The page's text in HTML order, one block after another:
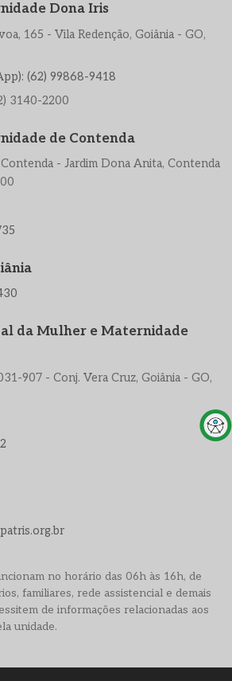
Dona Iris
165 - Vila Redenção, Goiânia - GO,
(62) 99868-9418
3140-2200
de Contenda
- Jardim Dona Anita, Contenda
da Mulher e Maternidade
907 - Conj. Vera Cruz, Goiânia - GO,
no horário das 06h às 16h, de
familiares, rede assistencial e demais
de informações relacionadas aos
unidade.